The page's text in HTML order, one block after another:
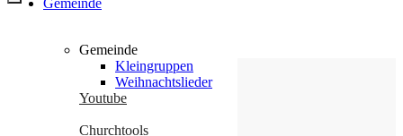
Gemeinde
Kleingruppen
Weihnachtslieder
Youtube
Churchtools